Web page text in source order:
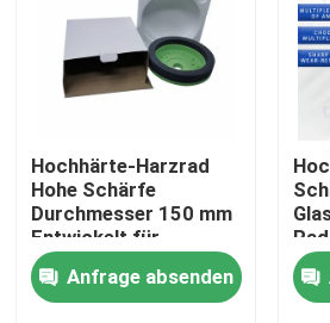
Produkte
Über uns
Fabrik Tour
Qualitätskontrolle
Hochhärte-Harzrad
Hohe Schärfe
Durchmesser 150 mm
Entwickelt für
dauerhafte Leistung
beim Schneiden und
Schleifen
Anfrage absenden